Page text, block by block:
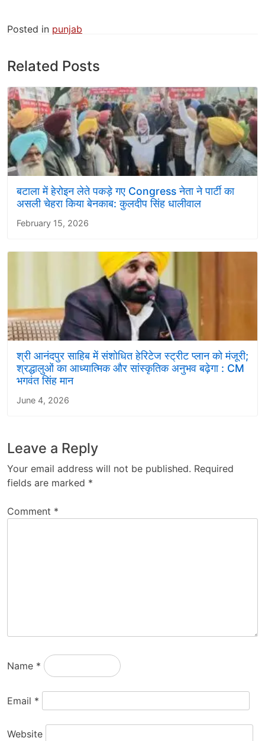
Posted in punjab
Related Posts
बटाला में हेरोइन लेते पकड़े गए Congress नेता ने पार्टी का
असली चेहरा किया बेनकाब: कुलदीप सिंह धालीवाल
February 15, 2026
श्री आनंदपुर साहिब में संशोधित हेरिटेज स्ट्रीट प्लान को मंजूरी;
श्रद्धालुओं का आध्यात्मिक और सांस्कृतिक अनुभव बढ़ेगा : CM
भगवंत सिंह मान
June 4, 2026
Leave a Reply
Your email address will not be published. Required
fields are marked *
Comment *
Name *
Email *
Website